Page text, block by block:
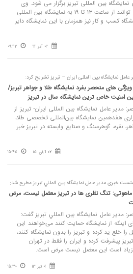
بین المللی تبریز برگزار می شود. وی
افزود: علاقه مندان برای بازدیدمی توانند از ساعت ۱۳ تا ۱۹ به نمایشگاه بین المللی
کسب و کار نیز همزمان با این نمایشگاه دایر
02 آذر 14 09:43
عامل نمایشگاه بین المللی ایران – تبریز تشریح کرد:
ویژگی های منحصر بفرد نمایشگاه طلا و جواهر تبریز/
امنیت خاص ترین نمایشگاه سال در تبریز
مدیر عامل نمایشگاه بین المللی ایران- تبریز از
هفدهمین نمایشگاه بین‌المللی تخصصی طلا،
نقره، گوهرسنگ و صنایع وابسته در تبریز خبر
02 آبان 15 15:45
خبری مدير عامل نمايشگاه بين المللي تبریز مطرح شد:
ماهوتی: تنگ نظری ها در تبریز معضل نیست، مرض
مدير عامل نمايشگاه بين المللي تبریز گفت:
اینکه از نمایشگاه حمایت کنند می‌خواهند این
را خلع ید کرده و تبریز را بدون نمایشگاه کنند،
پیشرفت کرده و ایران را فقط در تهران
زیاد است این معضل نیست مرض است.
01 تیر 13 15:30